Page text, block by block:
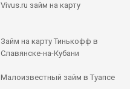
Vivus.ru займ на карту
Займ на карту Тинькофф в
Славянске-на-Кубани
Малоизвестный займ в Туапсе